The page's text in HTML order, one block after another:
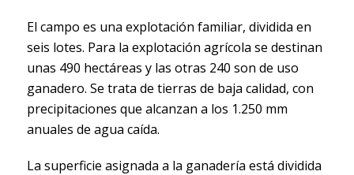
El campo es una explotación familiar, dividida en
seis lotes. Para la explotación agrícola se destinan
unas 490 hectáreas y las otras 240 son de uso
ganadero. Se trata de tierras de baja calidad, con
precipitaciones que alcanzan a los 1.250 mm
anuales de agua caída.
La superficie asignada a la ganadería está dividida